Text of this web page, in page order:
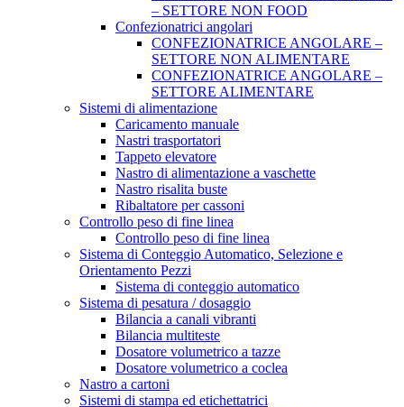
– SETTORE NON FOOD
Confezionatrici angolari
CONFEZIONATRICE ANGOLARE –
SETTORE NON ALIMENTARE
CONFEZIONATRICE ANGOLARE –
SETTORE ALIMENTARE
Sistemi di alimentazione
Caricamento manuale
Nastri trasportatori
Tappeto elevatore
Nastro di alimentazione a vaschette
Nastro risalita buste
Ribaltatore per cassoni
Controllo peso di fine linea
Controllo peso di fine linea
Sistema di Conteggio Automatico, Selezione e
Orientamento Pezzi
Sistema di conteggio automatico
Sistema di pesatura / dosaggio
Bilancia a canali vibranti
Bilancia multiteste
Dosatore volumetrico a tazze
Dosatore volumetrico a coclea
Nastro a cartoni
Sistemi di stampa ed etichettatrici